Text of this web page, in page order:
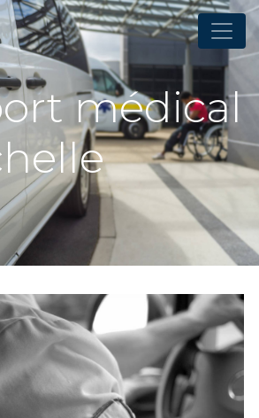
cookies
médical